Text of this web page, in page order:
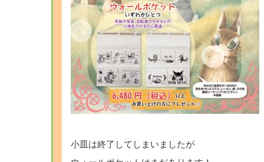
小皿は終了してしまいましたが